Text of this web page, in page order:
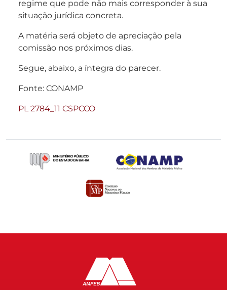
regime que pode não mais corresponder à sua
situação jurídica concreta.
A matéria será objeto de apreciação pela
comissão nos próximos dias.
Segue, abaixo, a íntegra do parecer.
Fonte: CONAMP
PL 2784_11 CSPCCO